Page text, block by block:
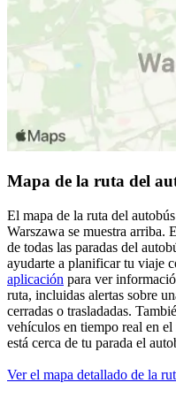
Mapa de la ruta del
El mapa de la ruta del
Warszawa se muestra arriba.
de todas las paradas del
ayudarte a planificar tu viaje
aplicación para ver
ruta, incluidas alertas sobre
cerradas o trasladadas.
vehículos en tiempo real en el
está cerca de tu parada el
Ver el mapa detallado de la